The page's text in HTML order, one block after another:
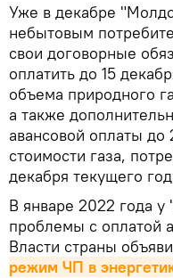
Уже в декабре
небытовым
свои договорные
оплатить до 15
объема природного
а также
авансовой оплаты до
стоимости газа,
декабря текущего
В январе 2022 года
проблемы с оплатой
Власти страны
режим ЧП в